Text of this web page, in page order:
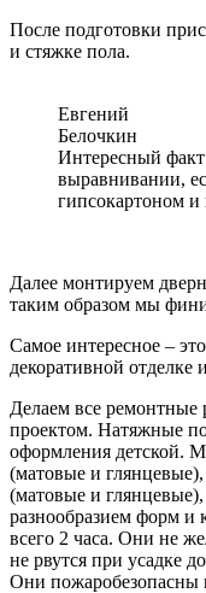
После подготовки
и стяжке пола.
Евгений
Белочкин
Интересный
выравнивании,
гипсокартоном
Далее монтируем
таким образом мы
Самое интересное –
декоративной отделке
Делаем все ремонтные
проектом. Натяжные
оформления детской.
(матовые и
(матовые и
разнообразием форм и
всего 2 часа. Они не
не рвутся при усадке
Они пожаробезопасны